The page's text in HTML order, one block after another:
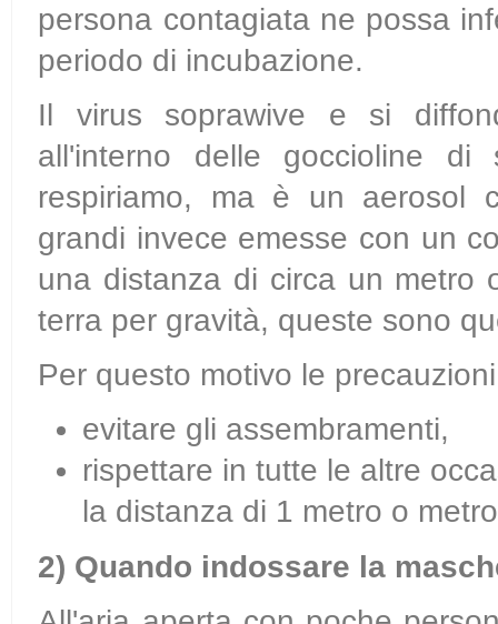
persona contagiata ne possa
periodo di incubazione.
Il virus soprawive e si
all'interno delle goccioline di
respiriamo, ma è un aerosol
grandi invece emesse con un
una distanza di circa un metro
terra per gravità, queste sono
Per questo motivo le
evitare gli assembramenti,
rispettare in tutte le altre
la distanza di 1 metro o
2) Quando indossare la